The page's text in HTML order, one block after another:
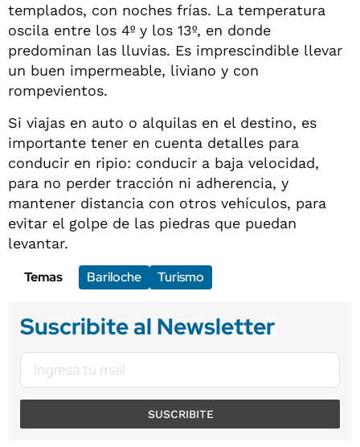
templados, con noches frías. La temperatura
oscila entre los 4º y los 13º, en donde
predominan las lluvias. Es imprescindible llevar
un buen impermeable, liviano y con
rompevientos.
Si viajas en auto o alquilas en el destino, es
importante tener en cuenta detalles para
conducir en ripio: conducir a baja velocidad,
para no perder tracción ni adherencia, y
mantener distancia con otros vehículos, para
evitar el golpe de las piedras que puedan
levantar.
Temas
Bariloche Turismo
Suscribite al Newsletter
SUSCRIBITE